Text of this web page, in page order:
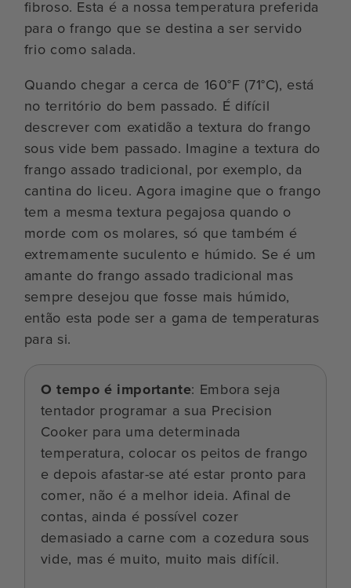
fibroso. Esta é a nossa temperatura preferida
para o frango que se destina a ser servido
frio como salada.
Quando chegar a cerca de 160°F (71°C), está
no território do bem passado. É difícil
descrever com exatidão a textura do frango
sous vide bem passado. Imagine a textura do
frango assado tradicional, por exemplo, da
cantina do liceu. Agora imagine que o frango
tem a mesma textura pegajosa quando o
morde com os molares, só que também é
extremamente suculento e húmido. Se é um
amante do frango assado tradicional mas
sempre desejou que fosse mais húmido,
então esta pode ser a gama de temperaturas
para si.
O tempo é importante: Embora seja
tentador programar a sua Precision
Cooker para uma determinada
temperatura, colocar os peitos de frango
e depois afastar-se até estar pronto para
comer, não é a melhor ideia. Afinal de
contas, ainda é possível cozer
demasiado a carne com a cozedura sous
vide, mas é muito, muito mais difícil.